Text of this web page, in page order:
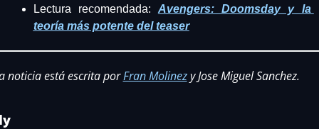
Lectura recomendada: Avengers: Doomsday y la
teoría más potente del teaser
noticia está escrita por Fran Molinez y Jose Miguel Sanchez.